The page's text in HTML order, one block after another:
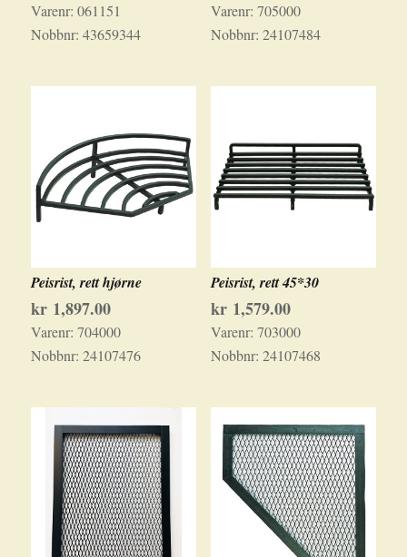
Varenr: 061151
Nobbnr: 43659344
Varenr: 705000
Nobbnr: 24107484
Peisrist, rett hjørne
kr1,897.00
Varenr: 704000
Nobbnr: 24107476
Peisrist, rett 45*30
kr1,579.00
Varenr: 703000
Nobbnr: 24107468